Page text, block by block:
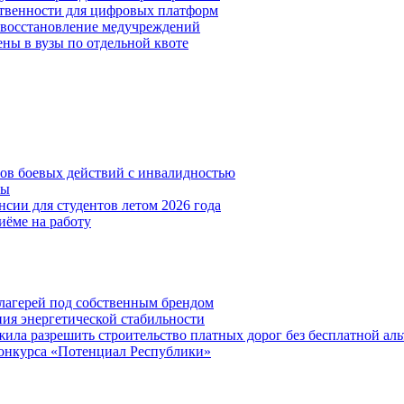
для цифровых платформ
медучреждений
в вузы по отдельной квоте
боевых действий с инвалидностью
для студентов летом 2026 года
на работу
под собственным брендом
энергетической стабильности
разрешить строительство платных дорог без бесплатной
«Потенциал Республики»